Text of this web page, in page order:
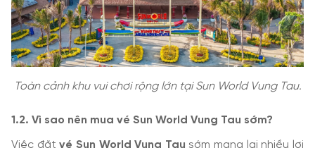
Toàn cảnh khu vui chơi rộng lớn tại Sun World Vung Tau.
1.2. Vì sao nên mua vé Sun World Vung Tau sớm?
Việc đặtvé Sun World Vung Tausớm mang lại nhiều lợi